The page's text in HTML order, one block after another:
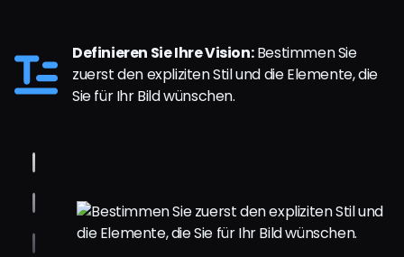
Definieren Sie Ihre Vision:Bestimmen Sie
zuerst den expliziten Stil und die Elemente, die
Sie für Ihr Bild wünschen.